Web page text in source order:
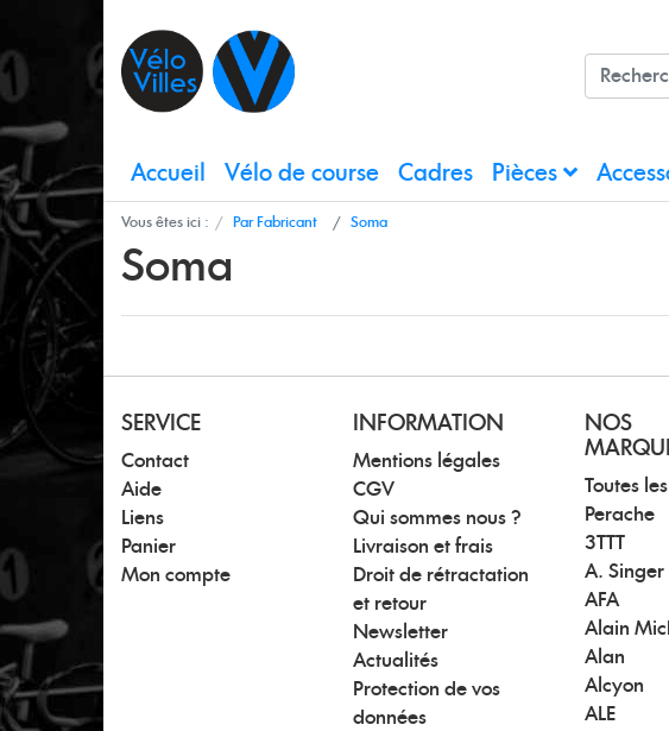
Accueil Vélo de course Cadres Pièces
Vous êtes ici : Par Fabricant Soma
Soma
SERVICE
Contact
Aide
Liens
Panier
Mon compte
INFORMATION
Mentions légales
CGV
Qui sommes nous ?
Livraison et frais
Droit de rétractation
et retour
Newsletter
Actualités
Protection de vos
données
NOS
Toutes
Perache
3TTT
A. Singer
AFA
Alain
Alan
Alcyon
ALE